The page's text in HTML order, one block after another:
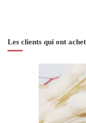
Les clients qui ont